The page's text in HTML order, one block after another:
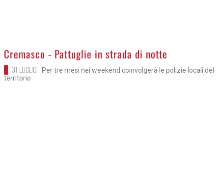
>
Cremasco - Pattuglie in strada di notte
31 LUGLIO
Per tre mesi nei weekend coinvolgerà le polizie locali del
territorio